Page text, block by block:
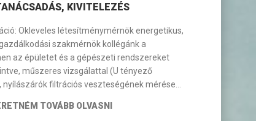
KIVITELEZÉS
Okleveles létesítménymérnök energetikus,
szakmérnök kollégánk a
az épületet és a gépészeti rendszereket
műszeres vizsgálattal (U tényező
nyílászárók filtrációs veszteségének mérése…
TOVÁBB OLVASNI